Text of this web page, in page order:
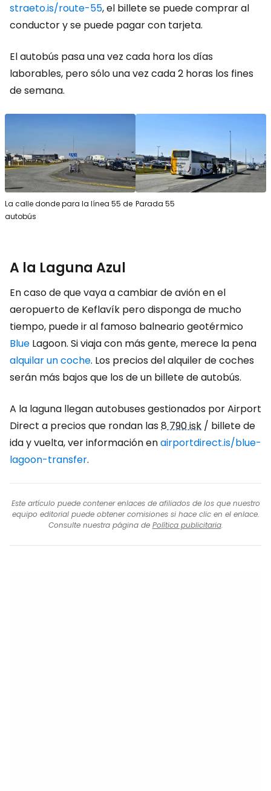
straeto.is/route-55, el billete se puede comprar al
conductor y se puede pagar con tarjeta.
El autobús pasa una vez cada hora los días
laborables, pero sólo una vez cada 2 horas los fines
de semana.
La calle donde para la línea 55 de
autobús
Parada 55
A la Laguna Azul
En caso de que vaya a cambiar de avión en el
aeropuerto de Keflavík pero disponga de mucho
tiempo, puede ir al famoso balneario geotérmico
Blue Lagoon. Si viaja con más gente, merece la pena
alquilar un coche. Los precios del alquiler de coches
serán más bajos que los de un billete de autobús.
A la laguna llegan autobuses gestionados por Airport
Direct a precios que rondan las8 790 isk / billete de
ida y vuelta, ver información enairportdirect.is/blue-
lagoon-transfer.
Este artículo puede contener enlaces de afiliados de los que nuestro
equipo editorial puede obtener comisiones si hace clic en el enlace.
Consulte nuestra página de Política publicitaria.